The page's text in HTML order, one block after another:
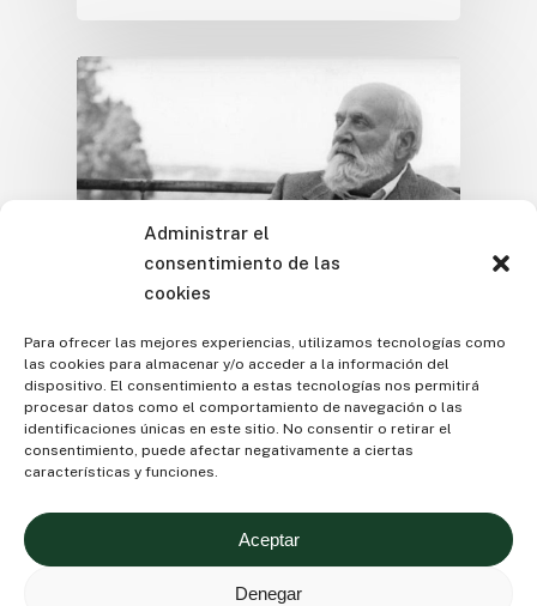
Administrar el
consentimiento de las
cookies
Para ofrecer las mejores experiencias, utilizamos tecnologías como
las cookies para almacenar y/o acceder a la información del
dispositivo. El consentimiento a estas tecnologías nos permitirá
procesar datos como el comportamiento de navegación o las
identificaciones únicas en este sitio. No consentir o retirar el
consentimiento, puede afectar negativamente a ciertas
características y funciones.
Aceptar
Denegar
Unión Europea
Altiero Spinelli: un
federalista incansable
El polític italià Altiero Spinelli va ser un dels
pares fundadors de la Unió Europea,…